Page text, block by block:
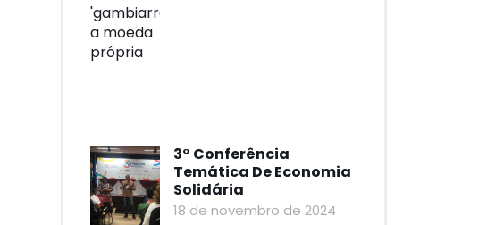
3° Conferência
Temática De Economia
Solidária
18 de novembro de 2024